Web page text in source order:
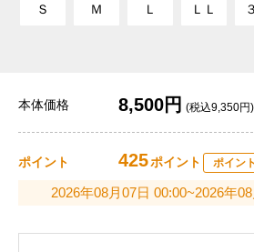
Ｓ Ｍ Ｌ ＬＬ
本体価格 8,500円 (税込9,350円)
ポイント 425ポイント ポイン
2026年08月07日 00:00~2026年